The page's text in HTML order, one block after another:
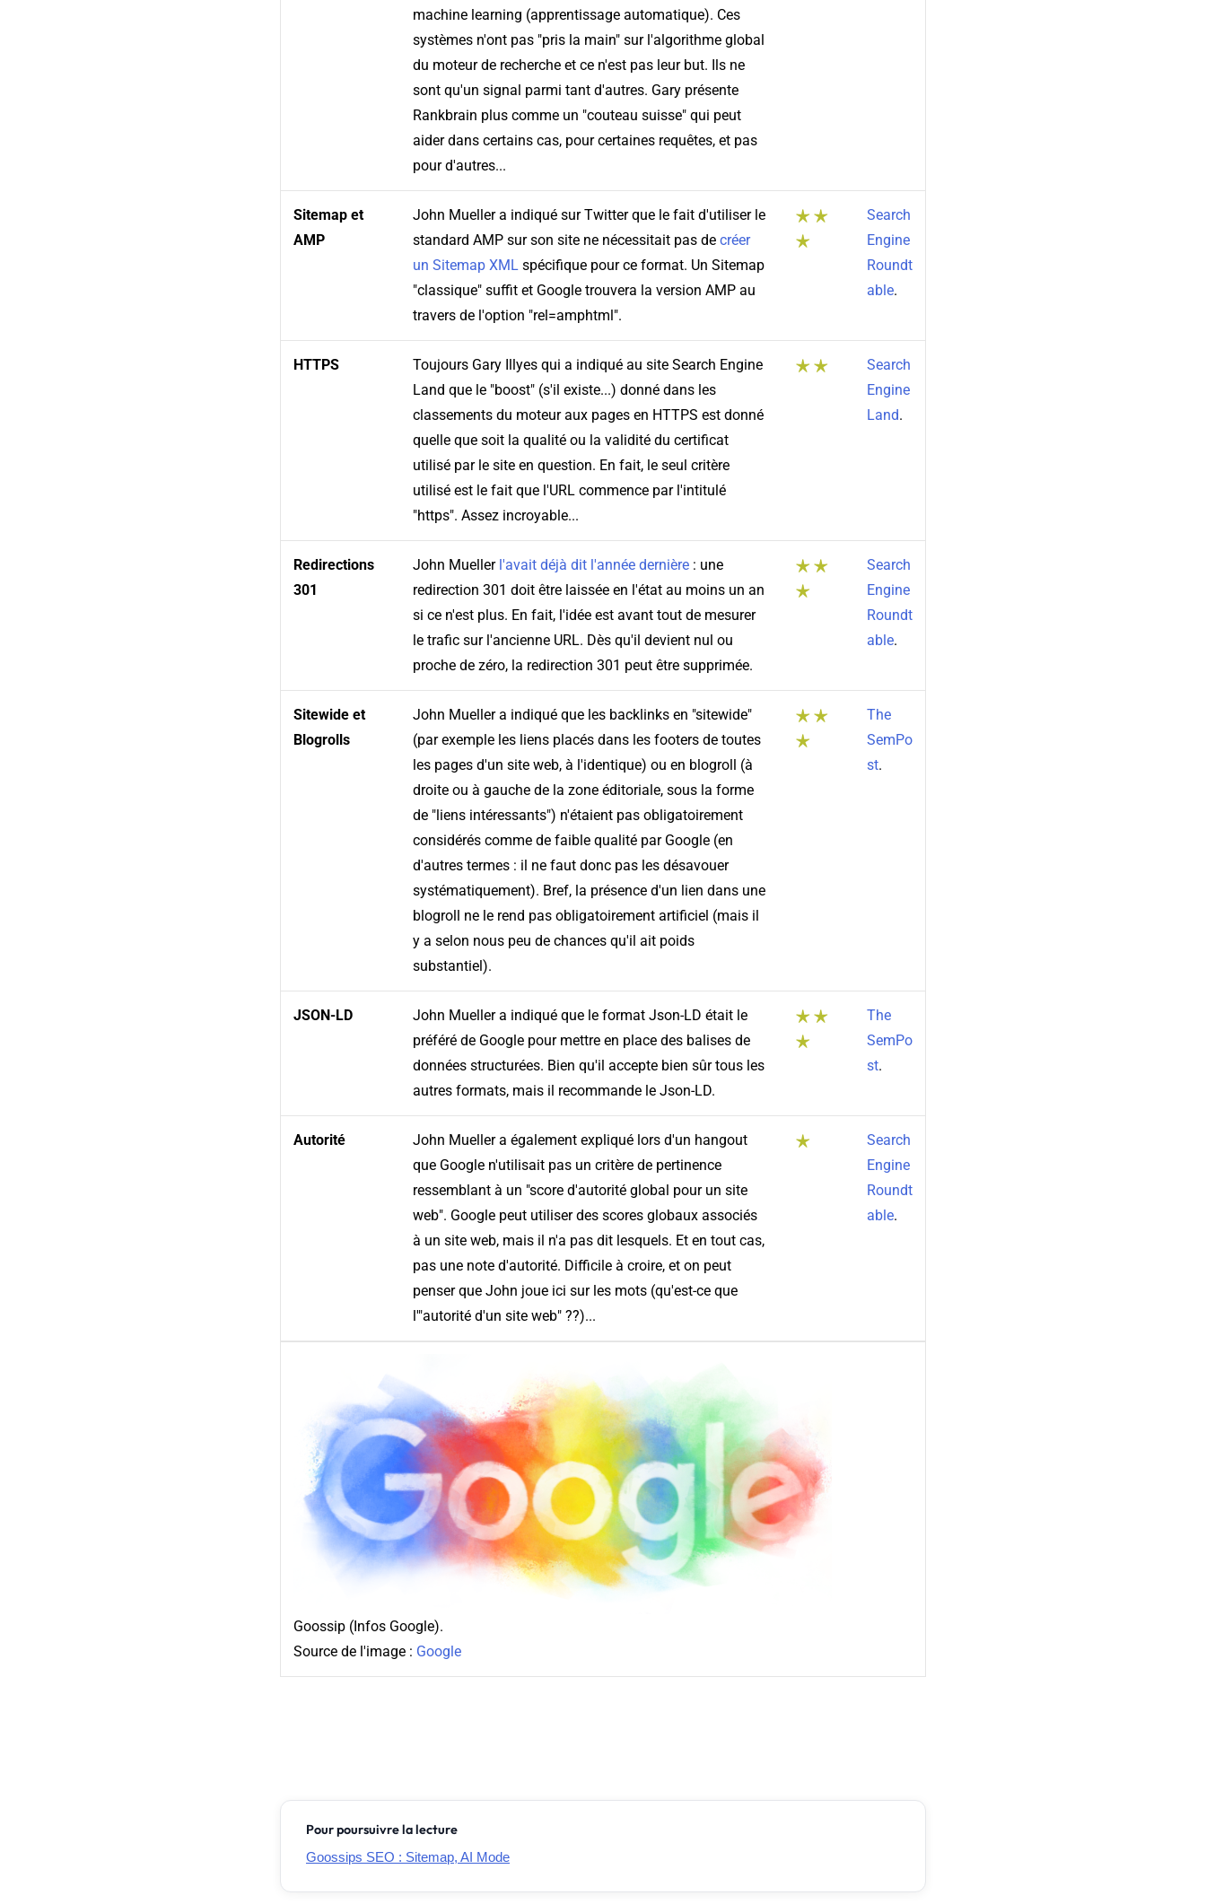
machine learning (apprentissage automatique). Ces
systèmes n'ont pas "pris la main" sur l'algorithme global
du moteur de recherche et ce n'est pas leur but. Ils ne
sont qu'un signal parmi tant d'autres. Gary présente
Rankbrain plus comme un "couteau suisse" qui peut
aider dans certains cas, pour certaines requêtes, et pas
pour d'autres...
Sitemap et
AMP
John Mueller a indiqué sur Twitter que le fait d'utiliser le
standard AMP sur son site ne nécessitait pas de créer
un Sitemap XMLspécifique pour ce format. Un Sitemap
"classique" suffit et Google trouvera la version AMP au
travers de l'option "rel=amphtml".
Search
Engine
Roundt
able.
HTTPS
Toujours Gary Illyes qui a indiqué au site Search Engine
Land que le "boost" (s'il existe...) donné dans les
classements du moteur aux pages en HTTPS est donné
quelle que soit la qualité ou la validité du certificat
utilisé par le site en question. En fait, le seul critère
utilisé est le fait que l'URL commence par l'intitulé
"https". Assez incroyable...
Search
Engine
Land.
Redirections
301
John Mueller l'avait déjà dit l'année dernière: une
redirection 301 doit être laissée en l'état au moins un an
si ce n'est plus. En fait, l'idée est avant tout de mesurer
le trafic sur l'ancienne URL. Dès qu'il devient nul ou
proche de zéro, la redirection 301 peut être supprimée.
Search
Engine
Roundt
able.
Sitewide et
Blogrolls
John Mueller a indiqué que les backlinks en "sitewide"
(par exemple les liens placés dans les footers de toutes
les pages d'un site web, à l'identique) ou en blogroll (à
droite ou à gauche de la zone éditoriale, sous la forme
de "liens intéressants") n'étaient pas obligatoirement
considérés comme de faible qualité par Google (en
d'autres termes : il ne faut donc pas les désavouer
systématiquement). Bref, la présence d'un lien dans une
blogroll ne le rend pas obligatoirement artificiel (mais il
y a selon nous peu de chances qu'il ait poids
substantiel).
The
SemPo
st.
JSON-LD
John Mueller a indiqué que le format Json-LD était le
préféré de Google pour mettre en place des balises de
données structurées. Bien qu'il accepte bien sûr tous les
autres formats, mais il recommande le Json-LD.
The
SemPo
st.
Autorité
John Mueller a également expliqué lors d'un hangout
que Google n'utilisait pas un critère de pertinence
ressemblant à un "score d'autorité global pour un site
web". Google peut utiliser des scores globaux associés
à un site web, mais il n'a pas dit lesquels. Et en tout cas,
pas une note d'autorité. Difficile à croire, et on peut
penser que John joue ici sur les mots (qu'est-ce que
l'"autorité d'un site web" ??)...
Search
Engine
Roundt
able.
Goossip (Infos Google).
Source de l'image : Google
Pour poursuivre la lecture
Goossips SEO : Sitemap, AI Mode